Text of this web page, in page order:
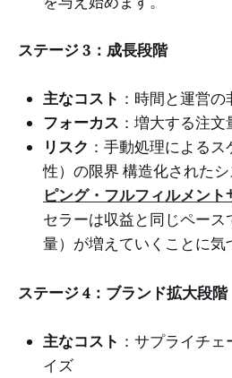
ステージ 3：成長段階
主なコスト ：時間と運営の
フォーカス ：増大する注文
リスク ：手動処理による
性）の限界 構造化された
ピング・フルフィルメント
セラーは収益と同じペー
量）が増えていくことに気
ステージ 4：ブランド拡大段階
主なコスト ：サプライチ
イズ